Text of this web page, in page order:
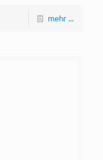
mehr ...